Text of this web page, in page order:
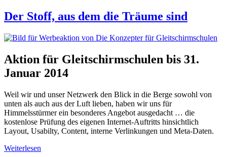
Der Stoff, aus dem die Träume sind
Aktion für Gleitschirmschulen bis 31.
Januar 2014
Weil wir und unser Netzwerk den Blick in die Berge sowohl von
unten als auch aus der Luft lieben, haben wir uns für
Himmelsstürmer ein besonderes Angebot ausgedacht … die
kostenlose Prüfung des eigenen Internet-Auftritts hinsichtlich
Layout, Usabilty, Content, interne Verlinkungen und Meta-Daten.
Weiterlesen